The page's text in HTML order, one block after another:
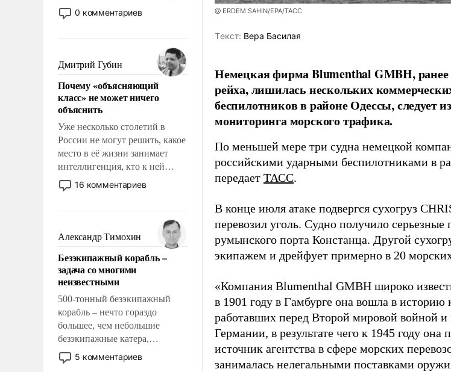
рационален и прагматичен. Он
обусловлен тысячелетним
фундаментальным знанием,
что мировая политика имеет
свойство заявляться на порог
нашего дома.
0 комментариев
Дмитрий Губин
Почему «объясняющий
класс» не может ничего
объяснить
Уже несколько столетий в
России не могут решить, какое
место в её жизни занимает
интеллигенция, кто к ней
принадлежит, а кого из неё
исключили с правом
чем она отличается от просто
образованных людей. Иногда
казалось, что эти вопросы
решены раз и навсегда, но –
нет, не решены.
16 комментариев
Александр Тимохин
Безэкипажный корабль –
задача со многими
неизвестными
500-тонный безэкипажный
корабль – нечто гораздо
большее, чем небольшие
безэкипажные катера,
применение которых уже
стало обыденностью. Задача по
5 комментариев
@ ERDEM SAHIN/EPA/ТАСС
Tекст: Вера Басилая
Немецкая фирма Blumenthal GMBH, ранее
рейха, лишилась нескольких
беспилотников в районе Одессы, следует
мониторинга морского трафика.
По меньшей мере три судна немецкой
российскими ударными беспилотниками в
передает ТАСС.
В конце июля атаке подвергся сухогруз
перевозил уголь. Судно получило
румынского порта Констанца. Другой
экипажем и дрейфует примерно в 20
«Компания Blumenthal GMBH широко
в 1901 году в Гамбурге она вошла в
работавших перед Второй мировой войной
Германии, в результате чего к 1945 году
источник агентства в сфере морских
занималась нелегальными поставками